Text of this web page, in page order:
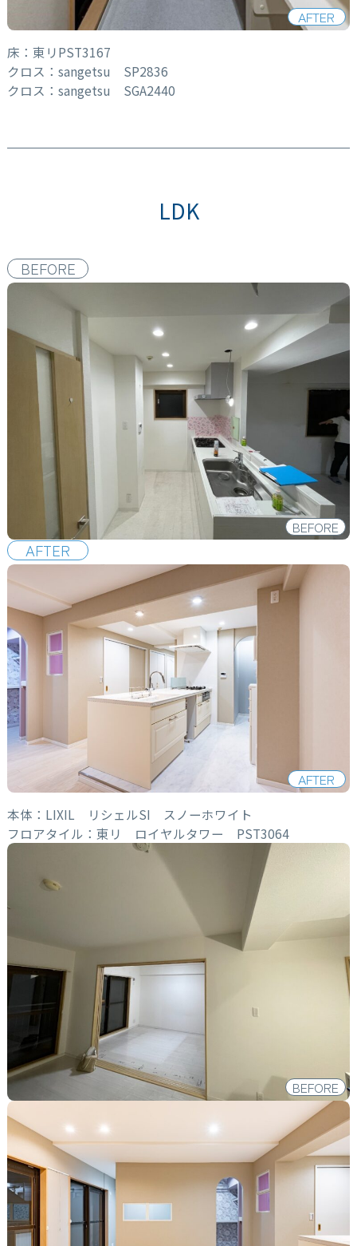
AFTER
床：東リPST3167
クロス：sangetsu SP2836
クロス：sangetsu SGA2440
LDK
BEFORE
BEFORE
AFTER
AFTER
本体：LIXIL リシェルSI スノーホワイト
フロアタイル：東リ ロイヤルタワー PST3064
BEFORE